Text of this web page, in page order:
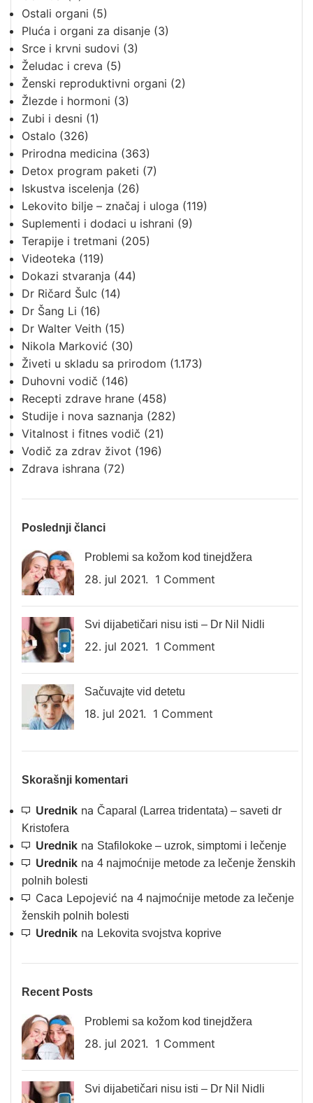
Ostali organi (5)
Pluća i organi za disanje (3)
Srce i krvni sudovi (3)
Želudac i creva (5)
Ženski reproduktivni organi (2)
Žlezde i hormoni (3)
Zubi i desni (1)
Ostalo (326)
Prirodna medicina (363)
Detox program paketi (7)
Iskustva iscelenja (26)
Lekovito bilje – značaj i uloga (119)
Suplementi i dodaci u ishrani (9)
Terapije i tretmani (205)
Videoteka (119)
Dokazi stvaranja (44)
Dr Ričard Šulc (14)
Dr Šang Li (16)
Dr Walter Veith (15)
Nikola Marković (30)
Živeti u skladu sa prirodom (1.173)
Duhovni vodič (146)
Recepti zdrave hrane (458)
Studije i nova saznanja (282)
Vitalnost i fitnes vodič (21)
Vodič za zdrav život (196)
Zdrava ishrana (72)
Poslednji članci
Problemi sa kožom kod tinejdžera
28. jul 2021. 1 Comment
Svi dijabetičari nisu isti – Dr Nil Nidli
22. jul 2021. 1 Comment
Sačuvajte vid detetu
18. jul 2021. 1 Comment
Skorašnji komentari
Urednik na Čaparal (Larrea tridentata) – saveti dr
Kristofera
Urednik na Stafilokoke – uzrok, simptomi i lečenje
Urednik na 4 najmoćnije metode za lečenje ženskih
polnih bolesti
Caca Lepojević na 4 najmoćnije metode za lečenje
ženskih polnih bolesti
Urednik na Lekovita svojstva koprive
Recent Posts
Problemi sa kožom kod tinejdžera
28. jul 2021. 1 Comment
Svi dijabetičari nisu isti – Dr Nil Nidli